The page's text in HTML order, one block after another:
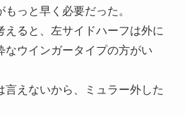
っと早く必要だった。
えると、左サイドハーフは外に
なウインガータイプの方がい
言えないから、ミュラー外した